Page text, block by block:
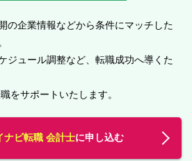
の企業情報などから条件にマッチした
ジュール調整など、転職成功へ導くた
をサポートいたします。
ナビ転職 会計士に申し込む